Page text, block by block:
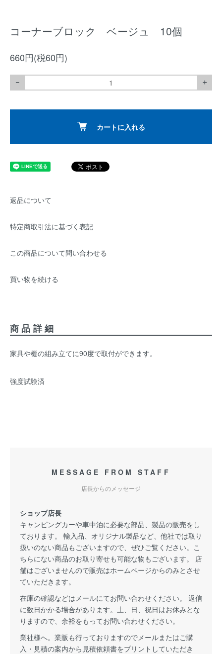
コーナーブロック ベージュ 10個
660円(税60円)
－ ＋
カートに入れる
返品について
特定商取引法に基づく表記
この商品について問い合わせる
買い物を続ける
商品詳細
家具や棚の組み立てに90度で取付ができます。
強度試験済
MESSAGE FROM STAFF
店長からのメッセージ
ショップ店長
キャンピングカーや車中泊に必要な部品、製品の販売をし
ております。 輸入品、オリジナル製品など、他社では取り
扱いのない商品もございますので、ぜひご覧ください。こ
ちらにない商品のお取り寄せも可能な物もございます。 店
舗はございませんので販売はホームページからのみとさせ
ていただきます。
在庫の確認などはメールにてお問い合わせください。 返信
に数日かかる場合があります。土、日、祝日はお休みとな
りますので、余裕をもってお問い合わせください。
業社様へ。業販も行っておりますのでメールまたはご購
入・見積の案内から見積依頼書をプリントしていただき